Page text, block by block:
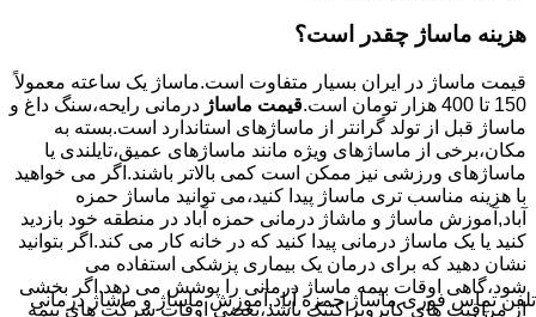
هزینه ماساژ چقدر است؟
قیمت ماساژ در ایران بسیار متفاوت است.ماساژ یک ساعته معمولاً
150 تا 400 هزار تومان است.
قیمت ماساژ درمانی رایحه،سنگ داغ و
ماساژ قبل از تولد گرانتر از ماساژهای استاندارد است.بسته به
مکان،برخی از ماساژهای ویژه مانند ماساژهای عمیق،تایلندی یا
ماساژهای ورزشی نیز ممکن است کمی بالاتر باشند.اگر می خواهید
با هزینه مناسب تری ماساژ پیدا کنید،می توانید ماساژ حمزه
آباد,آموزش ماساژ و ماشاژ درمانی حمزه آباد در منطقه خود بازدید
کنید یا یک ماساژ درمانی پیدا کنید که در خانه کار می کند.اگر بتوانید
نشان دهید که برای درمان یک بیماری پزشکی استفاده می
شود،گاهی اوقات بیمه ماساژ درمانی را پوشش می دهد.اگر بخشی
از مراقبت های کایروپراکتیک باشد،بعضی اوقات شرکت های بیمه
تلفن تماس فوریماساژ حمزه آباد,آموزش ماساژ و ماشاژ درمانی